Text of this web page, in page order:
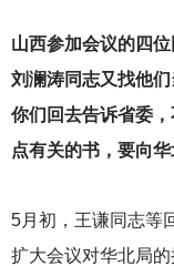
山西参加会议的四
刘澜涛同志又找他
你们回去告诉省委
点有关的书，要向华
5月初，王谦同志等
扩大会议对华北局